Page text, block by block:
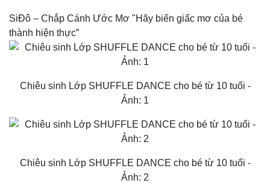
SiĐô – Chắp Cánh Ước Mơ "Hãy biến giấc mơ của bé
thành hiện thực”
Chiêu sinh Lớp SHUFFLE DANCE cho bé từ 10 tuổi -
Ảnh: 1
Chiêu sinh Lớp SHUFFLE DANCE cho bé từ 10 tuổi -
Ảnh: 2